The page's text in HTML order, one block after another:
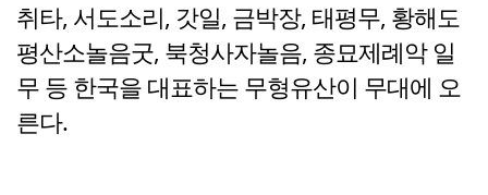
취타, 서도소리, 갓일, 금박장, 태평무, 황해도
평산소놀음굿, 북청사자놀음, 종묘제례악 일
무 등 한국을 대표하는 무형유산이 무대에 오
른다.